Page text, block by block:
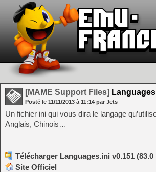
[MAME Support Files]
Posté le 11/11/2013 à 11:14 par Jets
Un fichier ini qui vous dira le langage
Anglais, Chinois…
Télécharger Languages.ini v0.151 (83.0
Site Officiel